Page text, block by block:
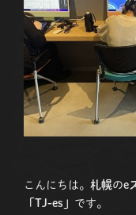
こんにちは。 札幌のe
「TJ-es」 です。